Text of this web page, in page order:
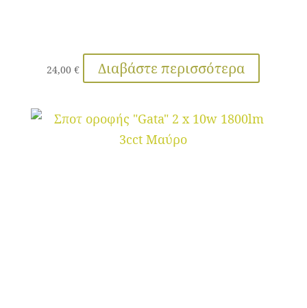
24,00€ Διαβάστε περισσότερα